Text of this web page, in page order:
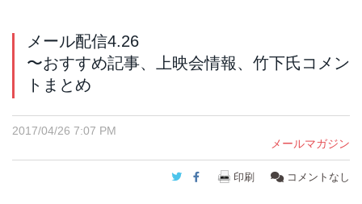
メール配信4.26
〜おすすめ記事、上映会情報、竹下氏コメン
トまとめ
2017/04/26 7:07 PM
メールマガジン
Twitter
Facebook
印刷 コメントなし